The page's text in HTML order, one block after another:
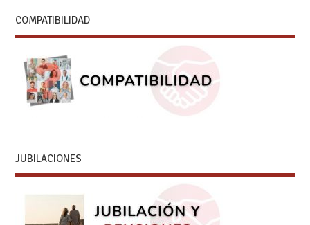
COMPATIBILIDAD
JUBILACIONES